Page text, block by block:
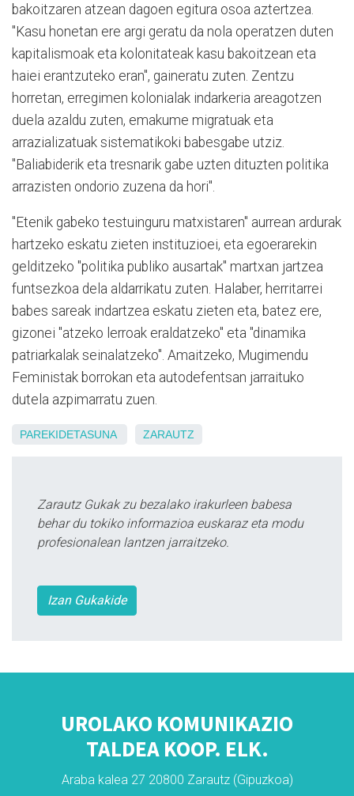
bakoitzaren atzean dagoen egitura osoa aztertzea.
"Kasu honetan ere argi geratu da nola operatzen duten
kapitalismoak eta kolonitateak kasu bakoitzean eta
haiei erantzuteko eran", gaineratu zuten. Zentzu
horretan, erregimen kolonialak indarkeria areagotzen
duela azaldu zuten, emakume migratuak eta
arrazializatuak sistematikoki babesgabe utziz.
"Baliabiderik eta tresnarik gabe uzten dituzten politika
arrazisten ondorio zuzena da hori".
"Etenik gabeko testuinguru matxistaren" aurrean ardurak
hartzeko eskatu zieten instituzioei, eta egoerarekin
gelditzeko "politika publiko ausartak" martxan jartzea
funtsezkoa dela aldarrikatu zuten. Halaber, herritarrei
babes sareak indartzea eskatu zieten eta, batez ere,
gizonei "atzeko lerroak eraldatzeko" eta "dinamika
patriarkalak seinalatzeko". Amaitzeko, Mugimendu
Feministak borrokan eta autodefentsan jarraituko
dutela azpimarratu zuen.
PAREKIDETASUNA ZARAUTZ
Zarautz Gukak zu bezalako irakurleen babesa
behar du tokiko informazioa euskaraz eta modu
profesionalean lantzen jarraitzeko.
Izan Gukakide
UROLAKO KOMUNIKAZIO
TALDEA KOOP. ELK.
Araba kalea 27 20800 Zarautz (Gipuzkoa)